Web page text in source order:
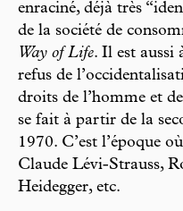
enraciné, déjà très
de la société de
Way of Life. Il est aussi
refus de
droits de l’homme et
se fait à partir de la
1970. C’est l’époque
Claude Lévi-Strauss,
Heidegger, etc.